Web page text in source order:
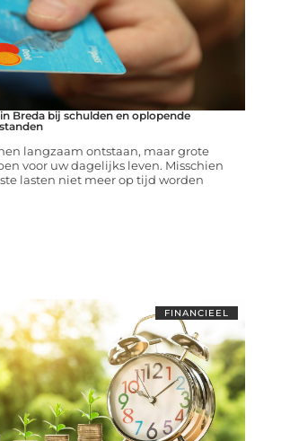
Breda bij schulden en oplopende
langzaam ontstaan, maar grote
voor uw dagelijks leven. Misschien
lasten niet meer op tijd worden
FINANCIEEL